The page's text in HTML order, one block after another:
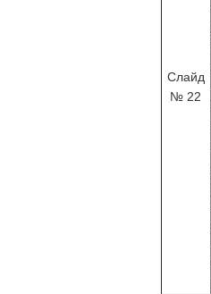
Слайд
№ 22